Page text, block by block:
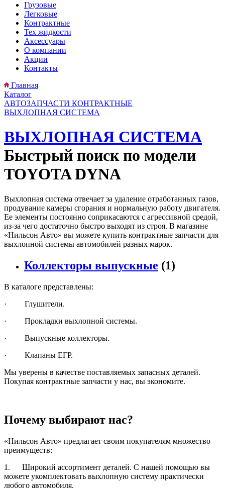
Грузовые
Легковые
Контрактные
Тех жидкости
Аксессуары
О компании
Акции
Контакты
Главная
Каталог
АВТОЗАПЧАСТИ КОНТРАКТНЫЕ
ВЫХЛОПНАЯ СИСТЕМА
ВЫХЛОПНАЯ СИСТЕМА
Быстрый поиск по модели
TOYOTA DYNA
Выхлопная система отвечает за удаление отработанных газов,
продувание камеры сгорания и нормальную работу двигателя.
Ее элементы постоянно соприкасаются с агрессивной средой,
из-за чего достаточно быстро выходят из строя. В магазине
«Нильсон Авто» вы можете купить контрактные запчасти для
выхлопной системы автомобилей разных марок.
Коллекторы выпускные (1)
В каталоге представлены:
· Глушители.
· Прокладки выхлопной системы.
· Выпускные коллекторы.
· Клапаны ЕГР.
Мы уверены в качестве поставляемых запасных деталей.
Покупая контрактные запчасти у нас, вы экономите.
Почему выбирают нас?
«Нильсон Авто» предлагает своим покупателям множество
преимуществ:
1. Широкий ассортимент деталей. С нашей помощью вы
можете укомплектовать выхлопную систему практически
любого автомобиля.